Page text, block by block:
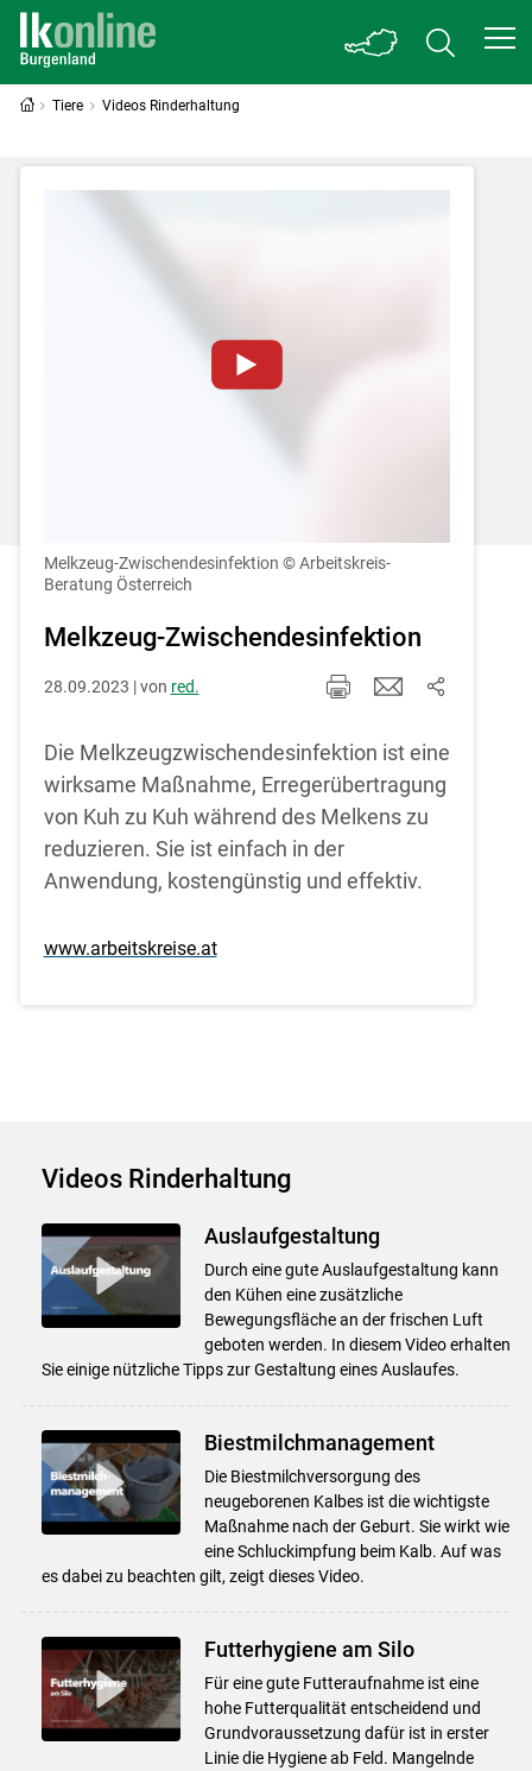
Tiere Videos Rinderhaltung
Einstellungen jederzeit einsehen und
korrigieren
Melkzeug-Zwischendesinfektion © Arbeitskreis-
Beratung Österreich
Melkzeug-Zwischendesinfektion
28.09.2023 | von red.
Die Melkzeugzwischendesinfektion ist eine
wirksame Maßnahme, Erregerübertragung
von Kuh zu Kuh während des Melkens zu
reduzieren. Sie ist einfach in der
Anwendung, kostengünstig und effektiv.
www.arbeitskreise.at
Videos Rinderhaltung
Auslaufgestaltung
Durch eine gute Auslaufgestaltung kann
den Kühen eine zusätzliche
Bewegungsfläche an der frischen Luft
geboten werden. In diesem Video erhalten
Sie einige nützliche Tipps zur Gestaltung eines Auslaufes.
Biestmilchmanagement
Die Biestmilchversorgung des
neugeborenen Kalbes ist die wichtigste
Maßnahme nach der Geburt. Sie wirkt wie
eine Schluckimpfung beim Kalb. Auf was
es dabei zu beachten gilt, zeigt dieses Video.
Futterhygiene am Silo
Für eine gute Futteraufnahme ist eine
hohe Futterqualität entscheidend und
Grundvoraussetzung dafür ist in erster
Linie die Hygiene ab Feld. Mangelnde